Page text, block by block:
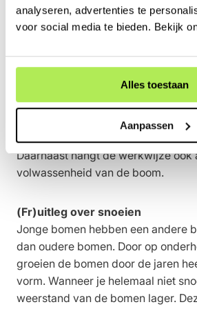
analyseren, advertenties te
voor social media te bieden. Bekijk
Alles toestaan
Aanpassen
Snoeien doet groeien
onderhoud is de sleutel tot een
Door op de juiste manier te
van fruit gestimuleerd. Het is
complex proces: het verschilt per
en wanneer deze het beste
Daarnaast hangt de werkwijze ook
volwassenheid van de boom.
(Fr)uitleg over snoeien
Jonge bomen hebben een andere
dan oudere bomen. Door op
groeien de bomen door de jaren
vorm. Wanneer je helemaal niet
weerstand van de bomen lager.